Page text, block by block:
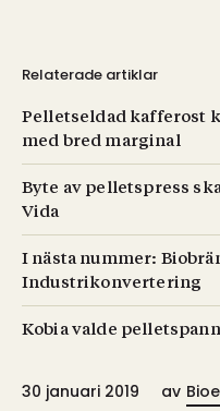
Relaterade artiklar
Pelletseldad kafferost
med bred marginal
Byte av pelletspress
Vida
I nästa nummer:
Industrikonvertering
Kobia valde
30 januari 2019 av